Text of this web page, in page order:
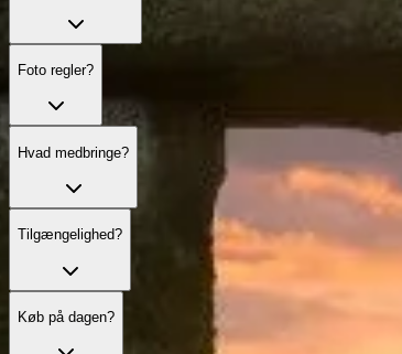
Foto regler?
Hvad medbringe?
Tilgængelighed?
Køb på dagen?